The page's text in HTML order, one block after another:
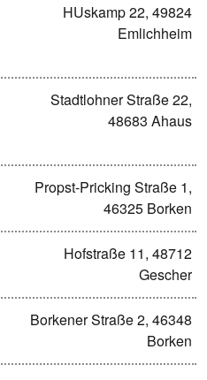
HUskamp 22, 49824
Emlichheim
Stadtlohner Straße 22,
48683 Ahaus
Propst-Pricking Straße 1,
46325 Borken
Hofstraße 11, 48712
Gescher
Borkener Straße 2, 46348
Borken